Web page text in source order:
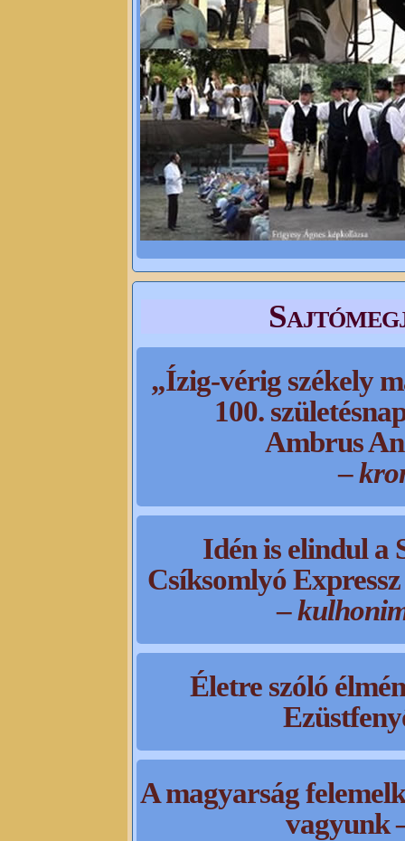
„Ízig-vérig székely
100.
Ambrus
–
Idén is elindul a
Csíksomlyó
–
Életre szóló
A magyarság
vagyunk